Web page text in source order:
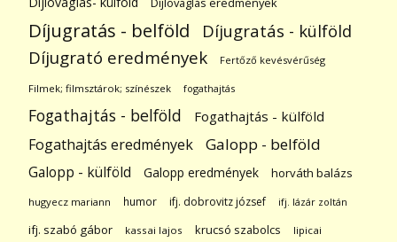
Díjugratás - belföld Díjugratás - külföld
Díjugrató eredmények Fertőző kevésvérűség
Filmek; filmsztárok; színészek fogathajtás
Fogathajtás - belföld Fogathajtás - külföld
Fogathajtás eredmények Galopp - belföld
Galopp - külföld Galopp eredmények horváth balázs
hugyecz mariann humor ifj. dobrovitz józsef ifj. lázár zoltán
ifj. szabó gábor kassai lajos krucsó szabolcs lipicai